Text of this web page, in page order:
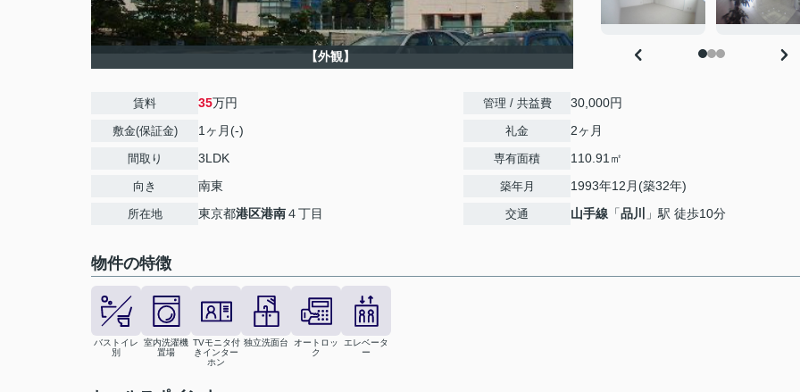
【外観】
賃料 35万円
敷金(保証金) 1ヶ月(-)
間取り 3LDK
向き 南東
所在地 東京都港区港南４丁目
管理 / 共益費 30,000円
礼金 2ヶ月
専有面積 110.91㎡
築年月 1993年12月(築32年)
交通 山手線 「品川 」駅 徒歩10分
物件の特徴
バストイレ
別
室内洗濯機
置場
TVモニタ付
きインター
ホン
独立洗面台
オートロッ
ク
エレベータ
ー